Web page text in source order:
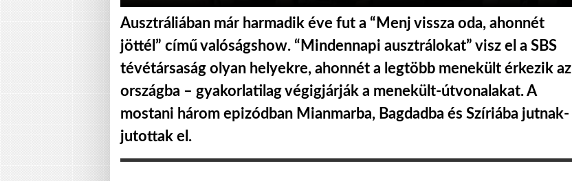
Ausztráliában már harmadik éve fut a “Menj vissza oda, ahonnét
jöttél” című valóságshow. “Mindennapi ausztrálokat” visz el a SBS
tévétársaság olyan helyekre, ahonnét a legtöbb menekült érkezik az
országba – gyakorlatilag végigjárják a menekült-útvonalakat. A
mostani három epizódban Mianmarba, Bagdadba és Szíriába jutnak-
jutottak el.